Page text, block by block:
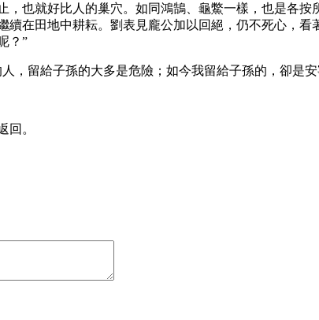
也就好比人的巢穴。如同鴻鵠、龜鱉一樣，也是各
續在田地中耕耘。劉表見龐公加以回絕，仍不死心，
？”
，留給子孫的大多是危險；如今我留給子孫的，卻是
回。